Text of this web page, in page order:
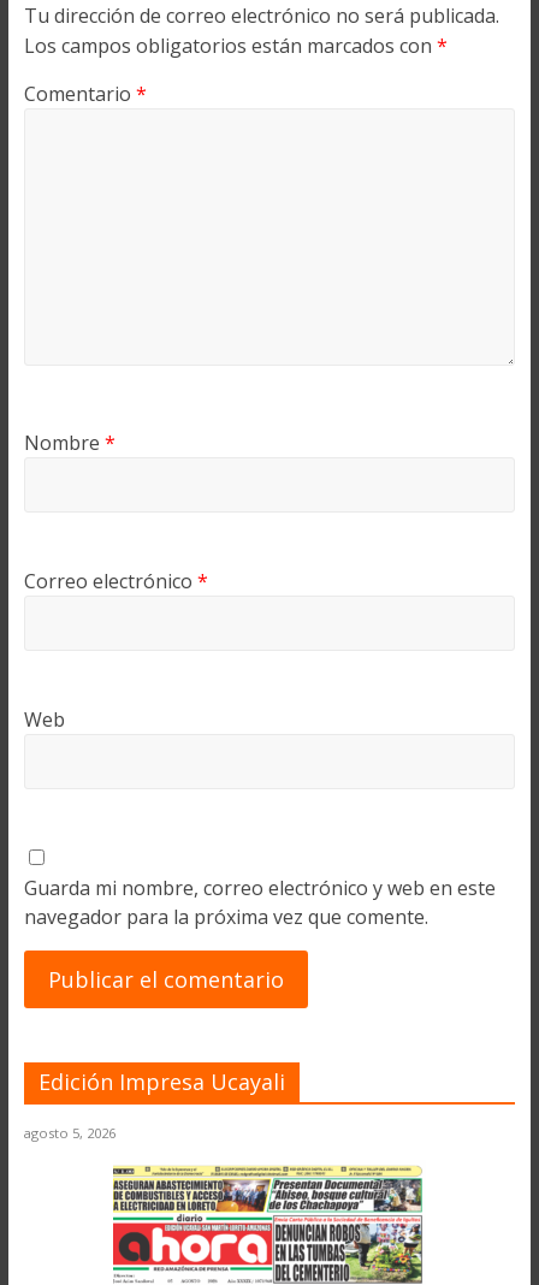
Tu dirección de correo electrónico no será publicada.
Los campos obligatorios están marcados con *
Comentario *
Nombre *
Correo electrónico *
Web
Guarda mi nombre, correo electrónico y web en este
navegador para la próxima vez que comente.
Edición Impresa Ucayali
agosto 5, 2026